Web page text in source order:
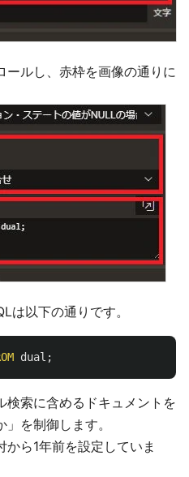
ールし、赤枠を画像の通りに
は以下の通りです。
dual ;
検索に含めるドキュメントを
を制御します。
ら1年前を設定していま